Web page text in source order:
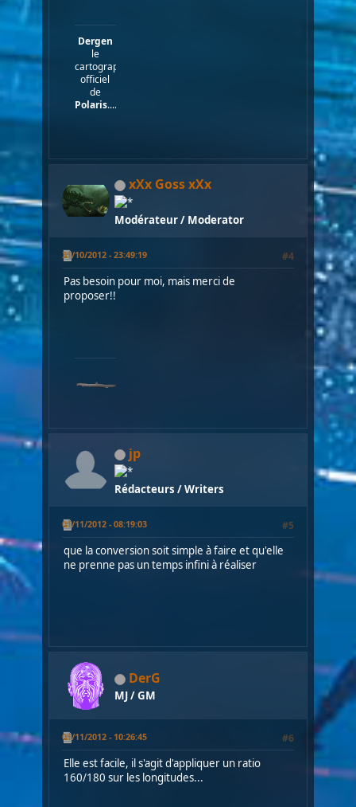
Dergen
le
cartographe
officiel
de
Polaris....
xXx Goss xXx
Modérateur / Moderator
31/10/2012 - 23:49:19 #4
Pas besoin pour moi, mais merci de
proposer!!
jp
Rédacteurs / Writers
01/11/2012 - 08:19:03 #5
que la conversion soit simple à faire et qu'elle
ne prenne pas un temps infini à réaliser
DerG
MJ / GM
01/11/2012 - 10:26:45 #6
Elle est facile, il s'agit d'appliquer un ratio
160/180 sur les longitudes...